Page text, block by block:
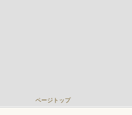
ページトップ